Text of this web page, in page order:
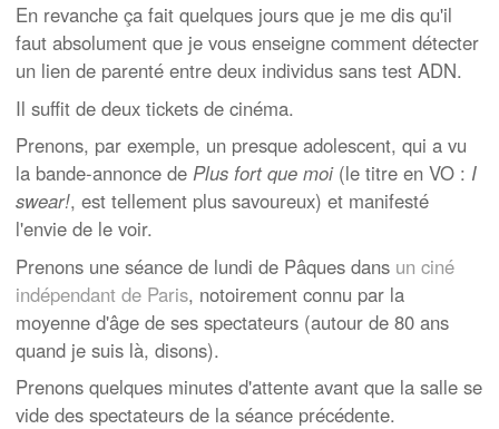
En revanche ça fait quelques jours que je me dis qu'il
faut absolument que je vous enseigne comment détecter
un lien de parenté entre deux individus sans test ADN.
Il suffit de deux tickets de cinéma.
Prenons, par exemple, un presque adolescent, qui a vu
la bande-annonce de Plus fort que moi(le titre en VO : I
swear!, est tellement plus savoureux) et manifesté
l'envie de le voir.
Prenons une séance de lundi de Pâques dans un ciné
indépendant de Paris, notoirement connu par la
moyenne d'âge de ses spectateurs (autour de 80 ans
quand je suis là, disons).
Prenons quelques minutes d'attente avant que la salle se
vide des spectateurs de la séance précédente.